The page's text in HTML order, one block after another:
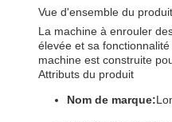
Vue d'ensemble du produit
La machine à enrouler
élevée et sa
machine est construite
Attributs du produit
Nom de marque: